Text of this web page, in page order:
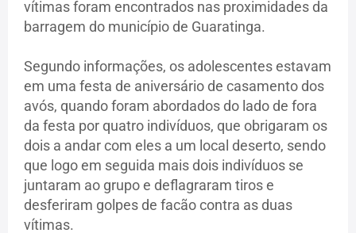
vítimas foram encontrados nas proximidades da
barragem do município de Guaratinga.
Segundo informações, os adolescentes estavam
em uma festa de aniversário de casamento dos
avós, quando foram abordados do lado de fora
da festa por quatro indivíduos, que obrigaram os
dois a andar com eles a um local deserto, sendo
que logo em seguida mais dois indivíduos se
juntaram ao grupo e deflagraram tiros e
desferiram golpes de facão contra as duas
vítimas.